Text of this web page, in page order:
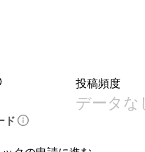
投稿頻度
データな
ド